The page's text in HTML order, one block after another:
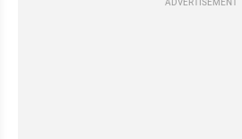
ADVERTISEMENT